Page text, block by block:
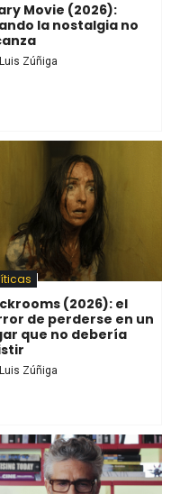
Movie (2026):
la nostalgia no
Luis Zúñiga
(2026): el
de perderse en un
que no debería
Luis Zúñiga